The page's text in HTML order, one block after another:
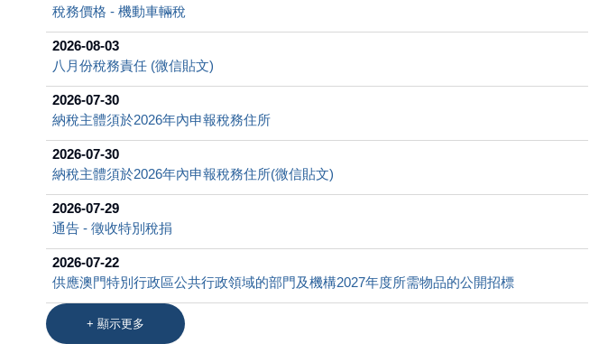
稅務價格 - 機動車輛稅
2026-08-03
八月份稅務責任 (微信貼文)
2026-07-30
納稅主體須於2026年內申報稅務住所
2026-07-30
納稅主體須於2026年內申報稅務住所(微信貼文)
2026-07-29
通告 - 徵收特別稅捐
2026-07-22
供應澳門特別行政區公共行政領域的部門及機構2027年度所需物品的公開招標
+ 顯示更多